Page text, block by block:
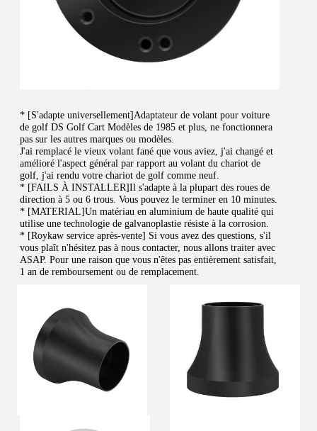
* [S'adapte universellement]Adaptateur de volant pour voiture
de golf DS Golf Cart Modèles de 1985 et plus, ne fonctionnera
pas sur les autres marques ou modèles.
J'ai remplacé le vieux volant fané que vous aviez, j'ai changé et
amélioré l'aspect général par rapport au volant du chariot de
golf, j'ai rendu votre chariot de golf comme neuf.
* [FAILS À INSTALLER]Il s'adapte à la plupart des roues de
direction à 5 ou 6 trous. Vous pouvez le terminer en 10 minutes.
* [MATERIAL]Un matériau en aluminium de haute qualité qui
utilise une technologie de galvanoplastie résiste à la corrosion.
* [Roykaw service après-vente] Si vous avez des questions, s'il
vous plaît n'hésitez pas à nous contacter, nous allons traiter avec
ASAP. Pour une raison que vous n'êtes pas entièrement satisfait,
1 an de remboursement ou de remplacement.